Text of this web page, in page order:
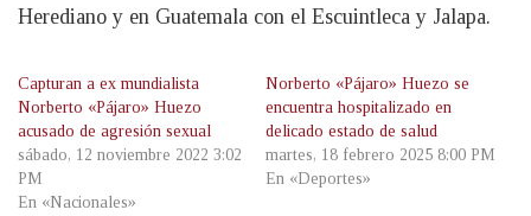
Herediano y en Guatemala con el Escuintleca y Jalapa.
Capturan a ex mundialista
Norberto «Pájaro» Huezo
acusado de agresión sexual
sábado, 12 noviembre 2022 3:02
PM
En «Nacionales»
Norberto «Pájaro» Huezo se
encuentra hospitalizado en
delicado estado de salud
martes, 18 febrero 2025 8:00 PM
En «Deportes»